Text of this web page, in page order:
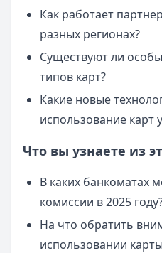
Как работает
разных регионах?
Существуют ли
типов карт?
Какие новые
использование карт
Что вы узнаете из
В каких банкоматах
комиссии в 2025
На что обратить
использовании